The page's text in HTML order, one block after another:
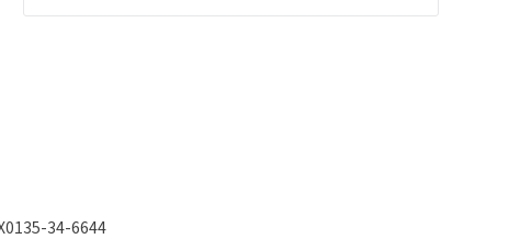
34-6644